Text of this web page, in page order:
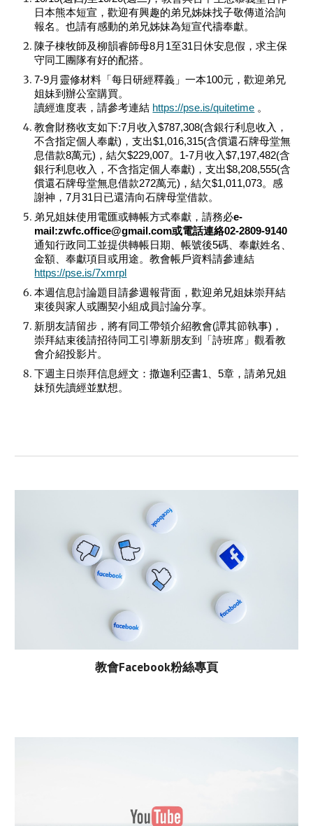
日本熊本短宣，歡迎有興趣的弟兄姊妹找子敬傳道洽詢
報名。也請有感動的弟兄姊妹為短宣代禱奉獻。
陳子棟牧師及柳韻睿師母8月1至31日休安息假，求主保
守同工團隊有好的配搭。
7-9月靈修材料「每日研經釋義」一本100元，歡迎弟兄
姐妹到辦公室購買。
讀經進度表，請參考連結 https://pse.is/quitetime 。
教會財務收支如下:7月收入$787,308(含銀行利息收入，
不含指定個人奉獻)，支出$1,016,315(含償還石牌母堂無
息借款8萬元)，結欠$229,007。1-7月收入$7,197,482(含
銀行利息收入，不含指定個人奉獻)，支出$8,208,555(含
償還石牌母堂無息借款272萬元)，結欠$1,011,073。感
謝神，7月31日已還清向石牌母堂借款。
弟兄姐妹使用電匯或轉帳方式奉獻，請務必e-
mail:zwfc.office@gmail.com或電話連絡02-2809-9140
通知行政同工並提供轉帳日期、帳號後5碼、奉獻姓名、
金額、奉獻項目或用途。教會帳戶資料請參連結
https://pse.is/7xmrpl
本週信息討論題目請參週報背面，歡迎弟兄姐妹崇拜結
束後與家人或團契小組成員討論分享。
新朋友請留步，將有同工帶領介紹教會(譚其節執事)，
崇拜結束後請招待同工引導新朋友到「詩班席」觀看教
會介紹投影片。
下週主日崇拜信息經文：撒迦利亞書1、5章，請弟兄姐
妹預先讀經並默想。
教會Facebook粉絲專頁